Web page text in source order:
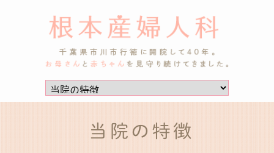
当院の特徴